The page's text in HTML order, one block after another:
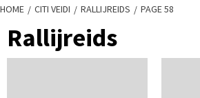
HOME CITI VEIDI RALLIJREIDS PAGE 58
Rallijreids